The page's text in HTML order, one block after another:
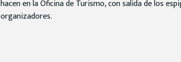
hacen en la Oficina de Turismo, con salida de los
organizadores.